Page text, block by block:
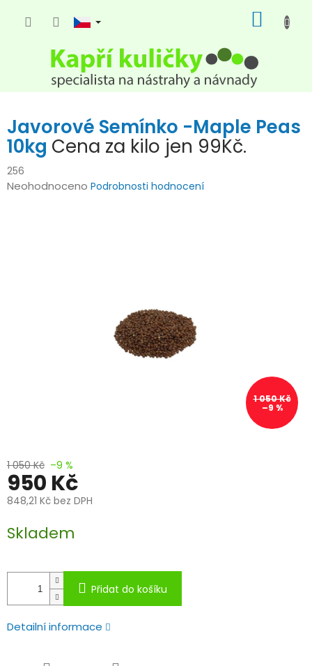
KOŠÍK
Javorové Semínko -Maple Peas
10kg Cena za kilo jen 99Kč.
256
Průměrné
Neohodnoceno Podrobnosti hodnocení
1 050 Kč
–9 %
1 050 Kč –9 %
950 Kč
848,21 Kč bez DPH
cena:
Skladem
Přidat do košíku
Detailní informace